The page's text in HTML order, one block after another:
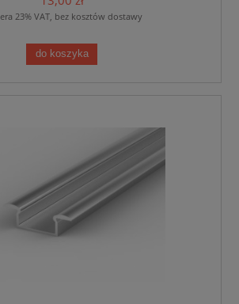
23% VAT, bez kosztów dostawy
do koszyka